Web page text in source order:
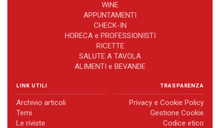
WiNE
APPUNTAMENTI
CHECK-IN
HORECA e PROFESSIONISTI
RICETTE
SALUTE A TAVOLA
ALIMENTI e BEVANDE
LINK UTILI
Archivio articoli
Temi
Le riviste
TRASPARENZA
Privacy e Cookie Policy
Gestione Cookie
Codice etico